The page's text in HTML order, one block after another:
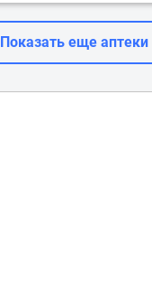
Показать еще аптеки